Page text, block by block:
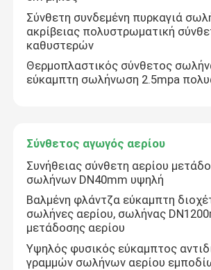
Αρχική Σελίδα
Εμφάνιση VR
Σχετικά με εμάς
Γύρος εργοστασίων
Σύνθετη συνδεμένη πυρκαγιά
ακρίβειας πολυστρωματική
καθυστερών
Θερμοπλαστικός σύνθετος
εύκαμπτη σωλήνωση 2.5mpa
Σύνθετος αγωγός αερίου
Συνήθειας σύνθετη αερίου
σωλήνων DN40mm υψηλή
Βαλμένη φλάντζα εύκαμπτη
σωλήνες αερίου, σωλήνας
μετάδοσης αερίου
Υψηλός φυσικός εύκαμπτος
γραμμών σωλήνων αερίου